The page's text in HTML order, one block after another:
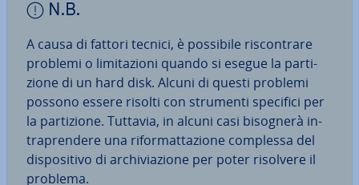
N.B.
A causa di fattori tecnici, è possibile ri­scon­tra­re
problemi o li­mi­ta­zio­ni quando si esegue la par­ti­
zio­ne di un hard disk. Alcuni di questi problemi
possono essere risolti con strumenti specifici per
la par­ti­zio­ne. Tuttavia, in alcuni casi bisognerà in­
tra­pren­de­re una ri­for­mat­ta­zio­ne complessa del
di­spo­si­ti­vo di ar­chi­via­zio­ne per poter risolvere il
problema.